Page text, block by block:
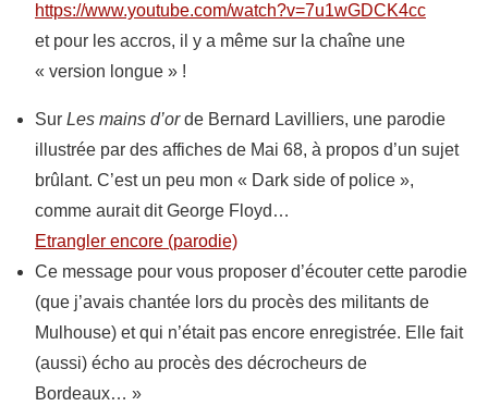
https://www.youtube.com/watch?v=7u1wGDCK4cc
et pour les accros, il y a même sur la chaîne une
« version longue » !
Sur Les mains d’orde Bernard Lavilliers, une parodie
illustrée par des affiches de Mai 68, à propos d’un sujet
brûlant. C’est un peu mon « Dark side of police »,
comme aurait dit George Floyd…
Etrangler encore (parodie)
Ce message pour vous proposer d’écouter cette parodie
(que j’avais chantée lors du procès des militants de
Mulhouse) et qui n’était pas encore enregistrée. Elle fait
(aussi) écho au procès des décrocheurs de
Bordeaux… »